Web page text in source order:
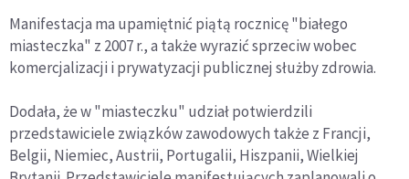
Manifestacja ma upamiętnić piątą rocznicę "białego
miasteczka" z 2007 r., a także wyrazić sprzeciw wobec
komercjalizacji i prywatyzacji publicznej służby zdrowia.
Dodała, że w "miasteczku" udział potwierdzili
przedstawiciele związków zawodowych także z Francji,
Belgii, Niemiec, Austrii, Portugalii, Hiszpanii, Wielkiej